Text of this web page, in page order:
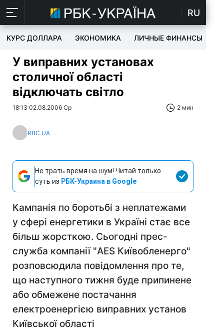
RU
КУРС ДОЛЛАРА ЭКОНОМИКА ЛИЧНЫЕ ФИНАНСЫ
У виправних установах
столичної області
відключать світло
18:13 02.08.2006 Ср 2 мин
RBC.UA
Не трать время на шум! Читай только
суть из РБК-Украина в Google
Кампанія по боротьбі з неплатежами
у сфері енергетики в Україні стає все
більш жорсткою. Сьогодні прес-
служба компанії "AES Київобленерго"
розповсюдила повідомлення про те,
що наступного тижня буде припинене
або обмежене постачання
електроенергією виправних установ
Київської області